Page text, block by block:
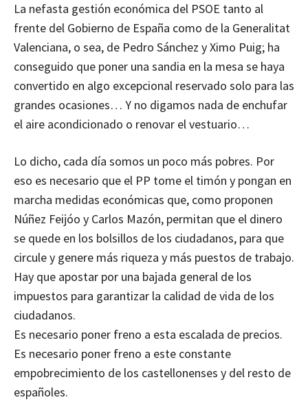
La nefasta gestión económica del PSOE tanto al
frente del Gobierno de España como de la Generalitat
Valenciana, o sea, de Pedro Sánchez y Ximo Puig; ha
conseguido que poner una sandia en la mesa se haya
convertido en algo excepcional reservado solo para las
grandes ocasiones… Y no digamos nada de enchufar
el aire acondicionado o renovar el vestuario…
Lo dicho, cada día somos un poco más pobres. Por
eso es necesario que el PP tome el timón y pongan en
marcha medidas económicas que, como proponen
Núñez Feijóo y Carlos Mazón, permitan que el dinero
se quede en los bolsillos de los ciudadanos, para que
circule y genere más riqueza y más puestos de trabajo.
Hay que apostar por una bajada general de los
impuestos para garantizar la calidad de vida de los
ciudadanos.
Es necesario poner freno a esta escalada de precios.
Es necesario poner freno a este constante
empobrecimiento de los castellonenses y del resto de
españoles.